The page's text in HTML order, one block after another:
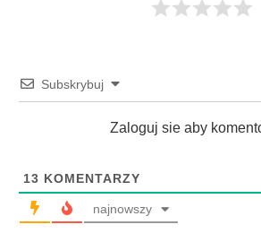
Subskrybuj
Zaloguj sie aby
13 KOMENTARZY
najnowszy